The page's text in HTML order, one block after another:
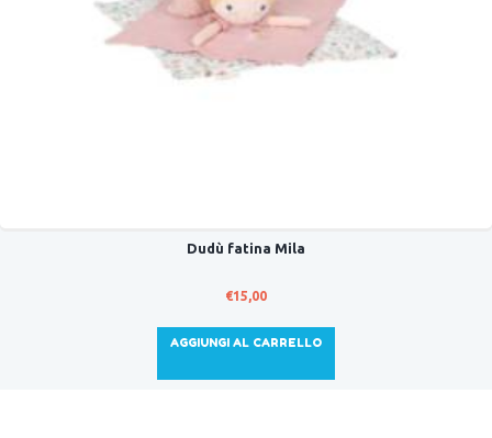
Dudù fatina Mila
€15,00
AGGIUNGI AL CARRELLO